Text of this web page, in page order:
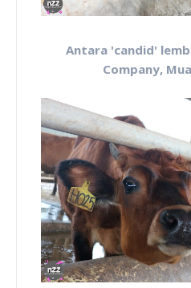
Antara 'candid'
Company,